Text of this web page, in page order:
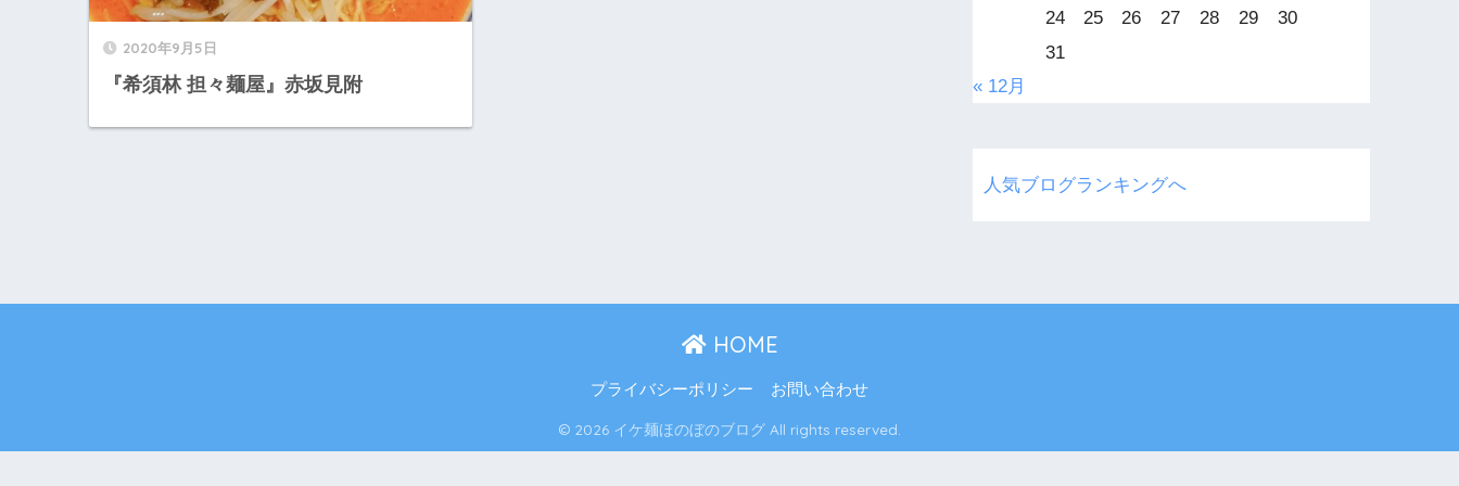
2020年9月5日
『希須林 担々麺屋』赤坂見附
24 25 26 27 28 29
30
31
« 12月
人気ブログランキングへ
HOME
プライバシーポリシー お問い合わせ
© 2026 イケ麺ほのぼのブログ All rights reserved.